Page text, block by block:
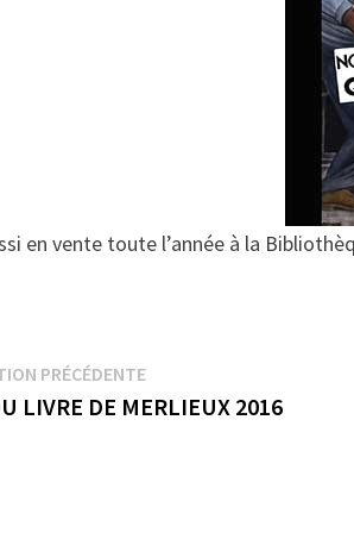
en vente toute l’année à la
PRÉCÉDENTEPublication
précédente :
LIVRE DE MERLIEUX 2016